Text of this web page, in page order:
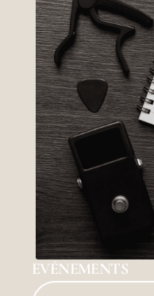
EVÉNEMENTS